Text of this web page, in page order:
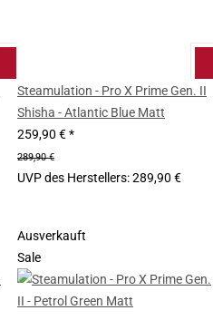
Steamulation - Pro X Prime Gen. II
Shisha - Atlantic Blue Matt
259,90 €*
289,90 €
UVP des Herstellers:289,90 €
Ausverkauft
Sale